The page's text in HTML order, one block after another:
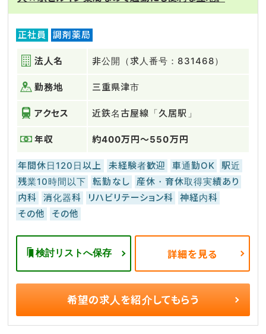
正社員 調剤薬局
法人名 非公開（求人番号：831468）
勤務地 三重県津市
アクセス 近鉄名古屋線「久居駅」
年収 約400万円～550万円
年間休日120日以上 未経験者歓迎 車通勤OK
駅近
残業10時間以下
転勤なし
産休・育休取得実績あり
内科
消化器科 リハビリテーション科
神経内科
その他
その他
検討リストへ保存 詳細を見る
希望の求人を紹介してもらう